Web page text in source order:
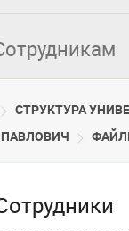
CТРУКТУРА